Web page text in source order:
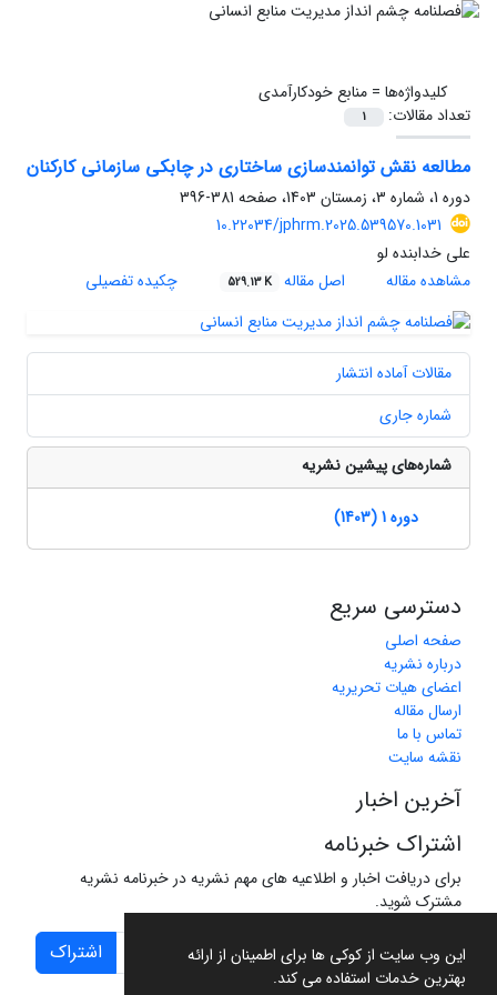
این وب سایت از کوکی ها برای اطمینان از ارائه
بهترین خدمات استفاده می کند.
کلیدواژه‌ها =منابع خودکارآمدی
تعداد مقالات:
1
مطالعه نقش توانمندسازی ساختاری در چابکی سازمانی کارکنان
دوره 1، شماره 3، زمستان 1403، صفحه
381-396
10.22034/jphrm.2025.539570.1031
علی خدابنده لو
مشاهده مقاله
اصل مقاله 529.13 K چکیده تفصیلی
مقالات آماده انتشار
شماره جاری
شماره‌های پیشین نشریه
دوره 1 (1403)
دسترسی سریع
صفحه اصلی
درباره نشریه
اعضای هیات تحریریه
ارسال مقاله
تماس با ما
نقشه سایت
آخرین اخبار
اشتراک خبرنامه
برای دریافت اخبار و اطلاعیه های مهم نشریه در خبرنامه نشریه
مشترک شوید.
اشتراک